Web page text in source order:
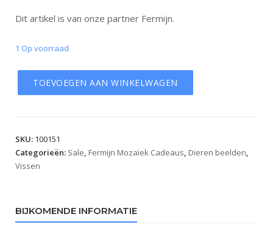
Dit artikel is van onze partner Fermijn.
1 Op voorraad
TOEVOEGEN AAN WINKELWAGEN
SKU: 100151
Categorieën: Sale, Fermijn Mozaïek Cadeaus, Dieren beelden,
Vissen
BIJKOMENDE INFORMATIE